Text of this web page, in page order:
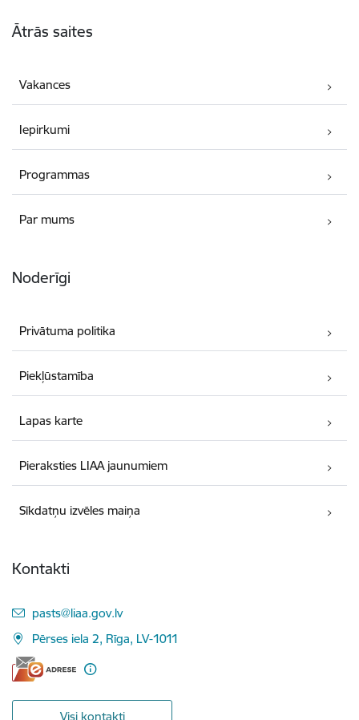
Ātrās saites
Vakances
Iepirkumi
Programmas
Par mums
Noderīgi
Privātuma politika
Piekļūstamība
Lapas karte
Pieraksties LIAA jaunumiem
Sīkdatņu izvēles maiņa
Kontakti
E-pasts:
pasts@liaa.gov.lv
Pērses iela 2, Rīga, LV-1011
Visi kontakti